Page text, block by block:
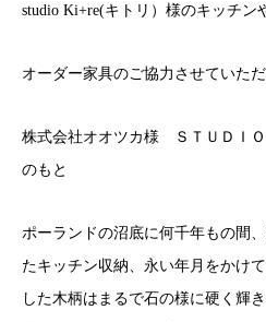
studio Ki+re(キトリ）様のキッチン
オーダー家具のご協力させていただ
株式会社オオツカ様 ＳＴＵＤＩ
のもと
ポーランドの沼底に何千年もの間
たキッチン収納、永い年月をかけ
した木柄はまるで石の様に硬く輝